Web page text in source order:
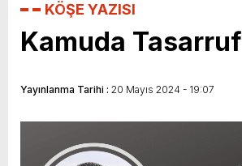
KÖŞE YAZISI
Kamuda Tasarruf
Yayınlanma Tarihi : 20 Mayıs 2024 - 19:07